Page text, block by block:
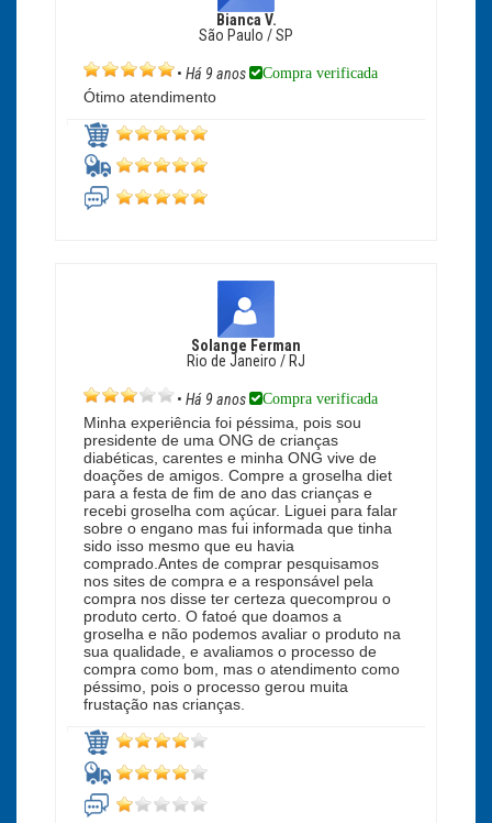
Bianca V.
São Paulo / SP
• Há 9 anos Compra verificada
Ótimo atendimento
Solange Ferman
Rio de Janeiro / RJ
• Há 9 anos Compra verificada
Minha experiência foi péssima, pois sou
presidente de uma ONG de crianças
diabéticas, carentes e minha ONG vive de
doações de amigos. Compre a groselha diet
para a festa de fim de ano das crianças e
recebi groselha com açúcar. Liguei para falar
sobre o engano mas fui informada que tinha
sido isso mesmo que eu havia
comprado.Antes de comprar pesquisamos
nos sites de compra e a responsável pela
compra nos disse ter certeza quecomprou o
produto certo. O fatoé que doamos a
groselha e não podemos avaliar o produto na
sua qualidade, e avaliamos o processo de
compra como bom, mas o atendimento como
péssimo, pois o processo gerou muita
frustação nas crianças.